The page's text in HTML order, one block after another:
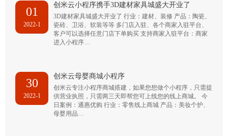
01
2022-1
创米云小程序携手3D建材家具城盛大开业了
3D建材家具城盛大开业了 行业：建材、装修 产品：陶瓷、
瓷砖、卫浴、软装等等 多门店入驻、各个商家入驻平台、
客户可以选择任意门店下单购买 支持商家入驻平台：商家
进入小程序…
30
2022-1
创米云母婴商城小程序
创米云专注小程序商城搭建，如果您想做个小程序，只需提
供营业执照，只需两三天即帮您可上线您的线上商城。 今
日案例：通惠优购 行业：零售线上商城 产品：美妆个护、
母婴用品…